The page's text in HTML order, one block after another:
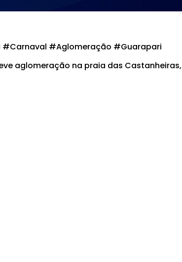
#Carnaval #Aglomeração #Guarapari
aglomeração na praia das